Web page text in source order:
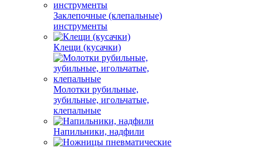
Заклепочные (клепальные)
инструменты
Клещи (кусачки)
Молотки рубильные,
зубильные, игольчатые,
клепальные
Напильники, надфили